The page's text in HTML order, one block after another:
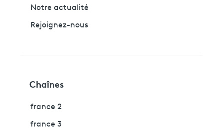
Notre actualité
Rejoignez-nous
Chaînes
france 2
france 3